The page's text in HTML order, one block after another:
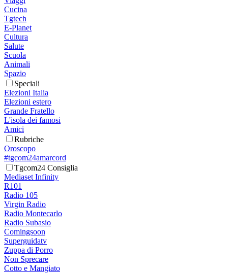
Cucina
Tgtech
E-Planet
Cultura
Salute
Scuola
Animali
Spazio
Speciali
Elezioni Italia
Elezioni estero
Grande Fratello
L'isola dei famosi
Amici
Rubriche
Oroscopo
#tgcom24amarcord
Tgcom24 Consiglia
Mediaset Infinity
R101
Radio 105
Virgin Radio
Radio Montecarlo
Radio Subasio
Comingsoon
Superguidatv
Zuppa di Porro
Non Sprecare
Cotto e Mangiato